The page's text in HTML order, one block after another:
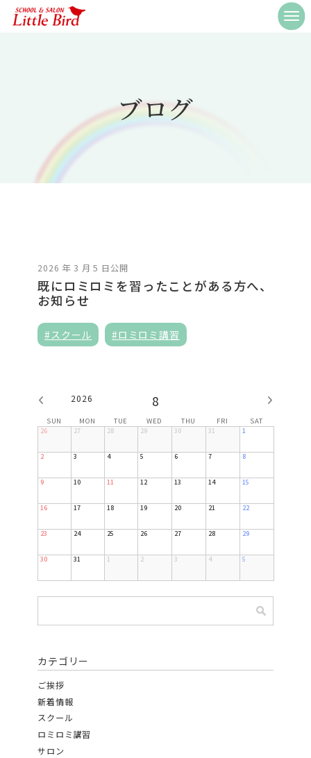
ブログ
2026 8
SUN MON TUE WED THU FRI SAT
26 27 28 29 30 31 1
2 3 4 5 6 7 8
9 10 11 12 13 14 15
16 17 18 19 20 21 22
23 24 25 26 27 28 29
30 31 1 2 3 4 5
カテゴリー
ご挨拶
新着情報
スクール
ロミロミ講習
サロン
2026 年 3 月 5 日公開
既にロミロミを習ったことがある方へ、
お知らせ
#スクール #ロミロミ講習